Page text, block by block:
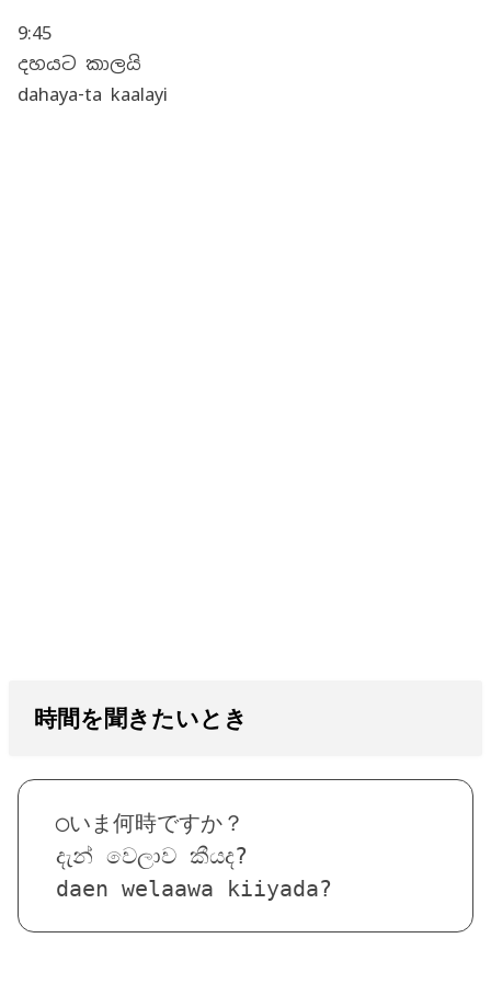
9:45
දහයට කාලයි
dahaya-ta kaalayi
時間を聞きたいとき
◯いま何時ですか？
දැන් වෙලාව කීයද?
daen welaawa kiiyada?